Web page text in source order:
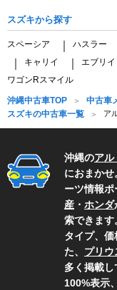
スズキから探す
スペーシア ハスラー
キャリイ エブリイ
ワゴンRスマイル
沖縄中古車TOP 中古車
スズキの中古車一覧
ア
沖縄のアル
におまか
ーツ情報ポ
産 ・ ホンダ
索できます
タイプ、
た、 プリウ
多く掲載
100%表示